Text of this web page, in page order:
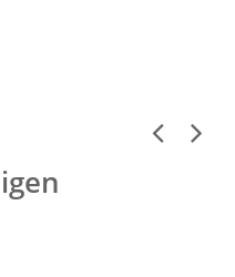
Previous
Next